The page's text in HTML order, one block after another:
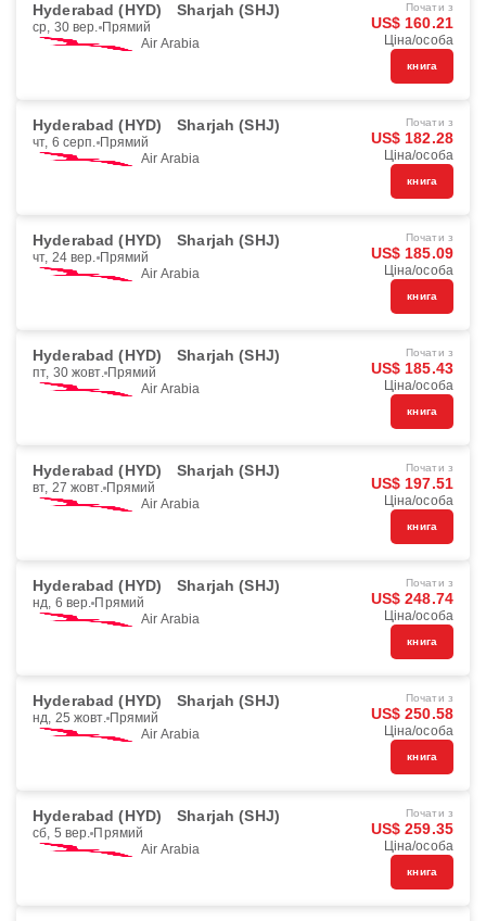
Hyderabad (HYD) Sharjah (SHJ)
ср, 30 вер. Прямий
Air Arabia
Почати з
US$ 160.21
Ціна/особа
книга
Hyderabad (HYD) Sharjah (SHJ)
чт, 6 серп. Прямий
Air Arabia
Почати з
US$ 182.28
Ціна/особа
книга
Hyderabad (HYD) Sharjah (SHJ)
чт, 24 вер. Прямий
Air Arabia
Почати з
US$ 185.09
Ціна/особа
книга
Hyderabad (HYD) Sharjah (SHJ)
пт, 30 жовт. Прямий
Air Arabia
Почати з
US$ 185.43
Ціна/особа
книга
Hyderabad (HYD) Sharjah (SHJ)
вт, 27 жовт. Прямий
Air Arabia
Почати з
US$ 197.51
Ціна/особа
книга
Hyderabad (HYD) Sharjah (SHJ)
нд, 6 вер. Прямий
Air Arabia
Почати з
US$ 248.74
Ціна/особа
книга
Hyderabad (HYD) Sharjah (SHJ)
нд, 25 жовт. Прямий
Air Arabia
Почати з
US$ 250.58
Ціна/особа
книга
Hyderabad (HYD) Sharjah (SHJ)
сб, 5 вер. Прямий
Air Arabia
Почати з
US$ 259.35
Ціна/особа
книга